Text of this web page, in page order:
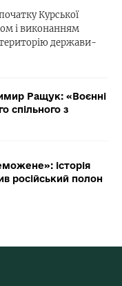
Курської
і виконанням
територію держави-
Ращук: «Воєнні
спільного з
історія
російський полон